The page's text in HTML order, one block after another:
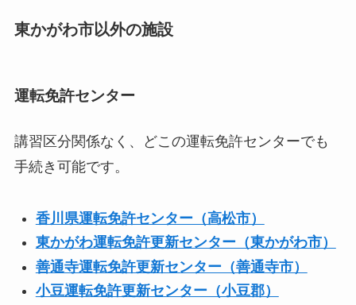
東かがわ市以外の施設
運転免許センター
講習区分関係なく、どこの運転免許センターでも
手続き可能です。
香川県運転免許センター（高松市）
東かがわ運転免許更新センター（東かがわ市）
善通寺運転免許更新センター（善通寺市）
小豆運転免許更新センター（小豆郡）